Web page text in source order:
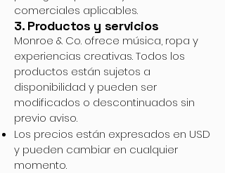
comerciales aplicables.
3. Productos y servicios
Monroe & Co. ofrece música, ropa y
experiencias creativas. Todos los
productos están sujetos a
disponibilidad y pueden ser
modificados o descontinuados sin
previo aviso.
Los precios están expresados en USD
y pueden cambiar en cualquier
momento.